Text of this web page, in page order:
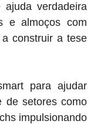
ajuda verdadeira
e almoços com
construir a tese
para ajudar
de setores como
impulsionando